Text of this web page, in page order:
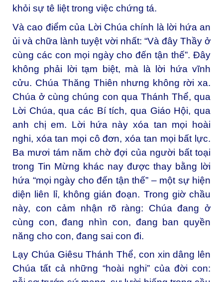
khỏi sự tê liệt trong việc chứng tá.
Và cao điểm của Lời Chúa chính là lời hứa an
ủi và chữa lành tuyệt vời nhất: “Và đây Thầy ở
cùng các con mọi ngày cho đến tận thế”. Đây
không phải lời tạm biệt, mà là lời hứa vĩnh
cửu. Chúa Thăng Thiên nhưng không rời xa.
Chúa ở cùng chúng con qua Thánh Thể, qua
Lời Chúa, qua các Bí tích, qua Giáo Hội, qua
anh chị em. Lời hứa này xóa tan mọi hoài
nghi, xóa tan mọi cô đơn, xóa tan mọi bất lực.
Ba mươi tám năm chờ đợi của người bất toại
trong Tin Mừng khác nay được thay bằng lời
hứa “mọi ngày cho đến tận thế” – một sự hiện
diện liên lỉ, không gián đoạn. Trong giờ chầu
này, con cảm nhận rõ ràng: Chúa đang ở
cùng con, đang nhìn con, đang ban quyền
năng cho con, đang sai con đi.
Lạy Chúa Giêsu Thánh Thể, con xin dâng lên
Chúa tất cả những “hoài nghi” của đời con: